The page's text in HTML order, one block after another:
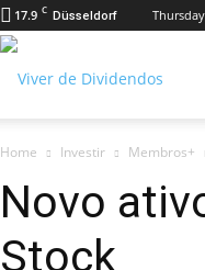
17.9 C Düsseldorf
de
Home Investir Membros+
Novo
Stock